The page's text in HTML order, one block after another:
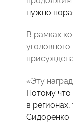
нужно
В рамках
«Эту
Потому что
в
Сидоренко.